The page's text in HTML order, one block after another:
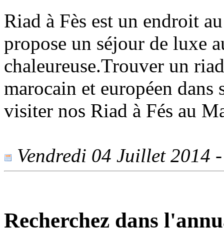
Riad à Fès est un endroit
propose un séjour de luxe
chaleureuse.Trouver un
marocain et européen dans
visiter nos Riad à Fés au
Vendredi 04 Juillet 2014
Recherchez dans